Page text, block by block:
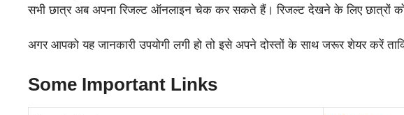
सभी छात्र अब अपना रिजल्ट ऑनलाइन चेक कर सकते हैं। रिजल्ट देखने के लिए छात्रों को
अगर आपको यह जानकारी उपयोगी लगी हो तो इसे अपने दोस्तों के साथ जरूर शेयर करें
Some Important Links